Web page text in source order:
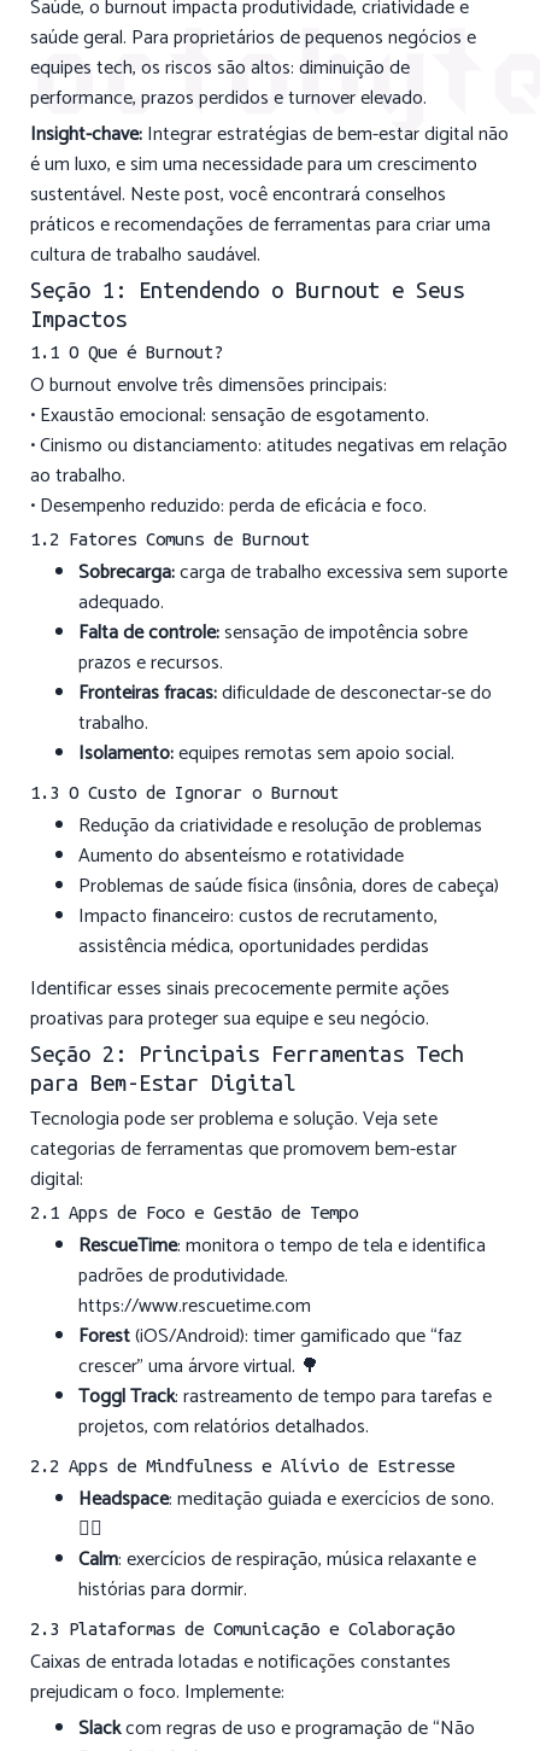
Saúde, o burnout impacta produtividade, criatividade e
saúde geral. Para proprietários de pequenos negócios e
equipes tech, os riscos são altos: diminuição de
performance, prazos perdidos e turnover elevado.
Insight-chave:Integrar estratégias de bem-estar digital não
é um luxo, e sim uma necessidade para um crescimento
sustentável. Neste post, você encontrará conselhos
práticos e recomendações de ferramentas para criar uma
cultura de trabalho saudável.
Seção 1: Entendendo o Burnout e Seus
Impactos
1.1 O Que é Burnout?
O burnout envolve três dimensões principais:
• Exaustão emocional: sensação de esgotamento.
• Cinismo ou distanciamento: atitudes negativas em relação
ao trabalho.
• Desempenho reduzido: perda de eficácia e foco.
1.2 Fatores Comuns de Burnout
Sobrecarga:carga de trabalho excessiva sem suporte
adequado.
Falta de controle:sensação de impotência sobre
prazos e recursos.
Fronteiras fracas:dificuldade de desconectar-se do
trabalho.
Isolamento:equipes remotas sem apoio social.
1.3 O Custo de Ignorar o Burnout
Redução da criatividade e resolução de problemas
Aumento do absenteísmo e rotatividade
Problemas de saúde física (insônia, dores de cabeça)
Impacto financeiro: custos de recrutamento,
assistência médica, oportunidades perdidas
Identificar esses sinais precocemente permite ações
proativas para proteger sua equipe e seu negócio.
Seção 2: Principais Ferramentas Tech
para Bem-Estar Digital
Tecnologia pode ser problema e solução. Veja sete
categorias de ferramentas que promovem bem-estar
digital:
2.1 Apps de Foco e Gestão de Tempo
RescueTime: monitora o tempo de tela e identifica
padrões de produtividade.
https://www.rescuetime.com
Forest(iOS/Android): timer gamificado que “faz
crescer” uma árvore virtual. 🌳
Toggl Track: rastreamento de tempo para tarefas e
projetos, com relatórios detalhados.
2.2 Apps de Mindfulness e Alívio de Estresse
Headspace: meditação guiada e exercícios de sono.
🧘‍♂️
Calm: exercícios de respiração, música relaxante e
histórias para dormir.
2.3 Plataformas de Comunicação e Colaboração
Caixas de entrada lotadas e notificações constantes
prejudicam o foco. Implemente:
Slackcom regras de uso e programação de “Não